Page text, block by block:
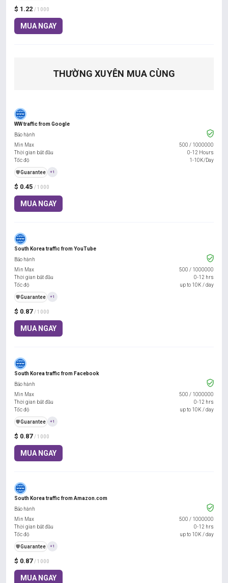
$ 1.22 / 1000
MUA NGAY
THƯỜNG XUYÊN MUA CÙNG
WW traffic from Google
$ 0.45 / 1000
MUA NGAY
Bảo hành
Min Max
500 / 1000000
Thời gian bắt đầu
0-12 Hours
Tốc độ
1-10K/Day
️🛡️Guarantee +1
South Korea traffic from YouTube
$ 0.87 / 1000
MUA NGAY
Bảo hành
Min Max
500 / 1000000
Thời gian bắt đầu
0-12 hrs
Tốc độ
up to 10K / day
️🛡️Guarantee +1
South Korea traffic from Facebook
$ 0.87 / 1000
MUA NGAY
Bảo hành
Min Max
500 / 1000000
Thời gian bắt đầu
0-12 hrs
Tốc độ
up to 10K / day
️🛡️Guarantee +1
South Korea traffic from Amazon.com
$ 0.87 / 1000
MUA NGAY
Bảo hành
Min Max
500 / 1000000
Thời gian bắt đầu
0-12 hrs
Tốc độ
up to 10K / day
️🛡️Guarantee +1